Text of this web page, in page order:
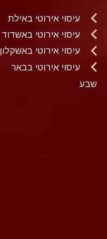
עיסוי אירוטי באילת
עיסוי אירוטי באשדוד
עיסוי אירוטי באשקלון
עיסוי אירוטי בבאר
שבע